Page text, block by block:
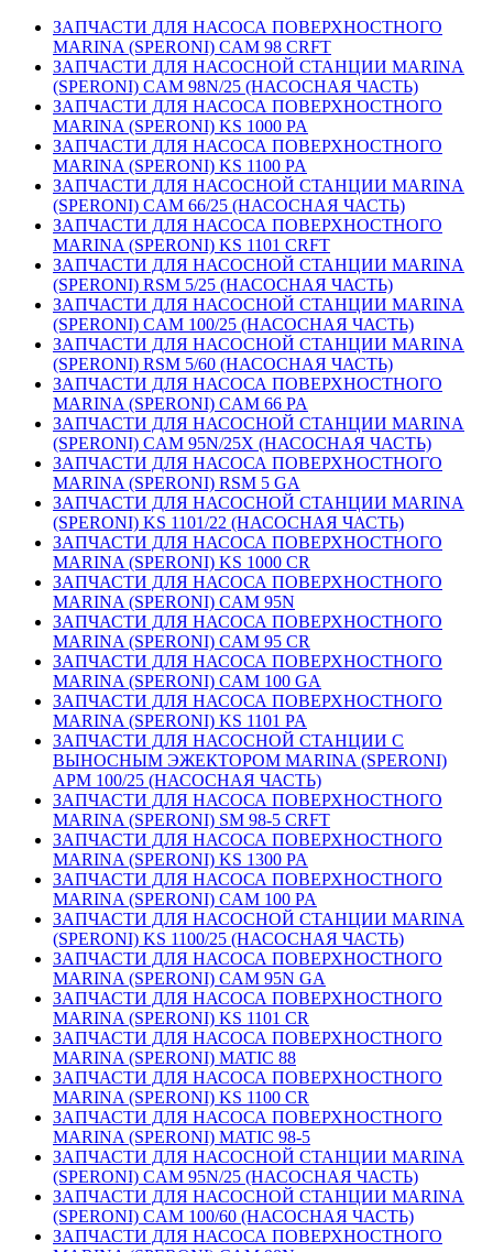
ЗАПЧАСТИ ДЛЯ НАСОСА ПОВЕРХНОСТНОГО
MARINA (SPERONI) CAM 98 CRFT
ЗАПЧАСТИ ДЛЯ НАСОСНОЙ СТАНЦИИ MARINA
(SPERONI) CAM 98N/25 (НАСОСНАЯ ЧАСТЬ)
ЗАПЧАСТИ ДЛЯ НАСОСА ПОВЕРХНОСТНОГО
MARINA (SPERONI) KS 1000 PA
ЗАПЧАСТИ ДЛЯ НАСОСА ПОВЕРХНОСТНОГО
MARINA (SPERONI) KS 1100 PA
ЗАПЧАСТИ ДЛЯ НАСОСНОЙ СТАНЦИИ MARINA
(SPERONI) CAM 66/25 (НАСОСНАЯ ЧАСТЬ)
ЗАПЧАСТИ ДЛЯ НАСОСА ПОВЕРХНОСТНОГО
MARINA (SPERONI) KS 1101 CRFT
ЗАПЧАСТИ ДЛЯ НАСОСНОЙ СТАНЦИИ MARINA
(SPERONI) RSM 5/25 (НАСОСНАЯ ЧАСТЬ)
ЗАПЧАСТИ ДЛЯ НАСОСНОЙ СТАНЦИИ MARINA
(SPERONI) CAM 100/25 (НАСОСНАЯ ЧАСТЬ)
ЗАПЧАСТИ ДЛЯ НАСОСНОЙ СТАНЦИИ MARINA
(SPERONI) RSM 5/60 (НАСОСНАЯ ЧАСТЬ)
ЗАПЧАСТИ ДЛЯ НАСОСА ПОВЕРХНОСТНОГО
MARINA (SPERONI) CAM 66 PA
ЗАПЧАСТИ ДЛЯ НАСОСНОЙ СТАНЦИИ MARINA
(SPERONI) CAM 95N/25X (НАСОСНАЯ ЧАСТЬ)
ЗАПЧАСТИ ДЛЯ НАСОСА ПОВЕРХНОСТНОГО
MARINA (SPERONI) RSM 5 GA
ЗАПЧАСТИ ДЛЯ НАСОСНОЙ СТАНЦИИ MARINA
(SPERONI) KS 1101/22 (НАСОСНАЯ ЧАСТЬ)
ЗАПЧАСТИ ДЛЯ НАСОСА ПОВЕРХНОСТНОГО
MARINA (SPERONI) KS 1000 CR
ЗАПЧАСТИ ДЛЯ НАСОСА ПОВЕРХНОСТНОГО
MARINA (SPERONI) CAM 95N
ЗАПЧАСТИ ДЛЯ НАСОСА ПОВЕРХНОСТНОГО
MARINA (SPERONI) CAM 95 CR
ЗАПЧАСТИ ДЛЯ НАСОСА ПОВЕРХНОСТНОГО
MARINA (SPERONI) CAM 100 GA
ЗАПЧАСТИ ДЛЯ НАСОСА ПОВЕРХНОСТНОГО
MARINA (SPERONI) KS 1101 PA
ЗАПЧАСТИ ДЛЯ НАСОСНОЙ СТАНЦИИ С
ВЫНОСНЫМ ЭЖЕКТОРОМ MARINA (SPERONI)
APM 100/25 (НАСОСНАЯ ЧАСТЬ)
ЗАПЧАСТИ ДЛЯ НАСОСА ПОВЕРХНОСТНОГО
MARINA (SPERONI) SM 98-5 CRFT
ЗАПЧАСТИ ДЛЯ НАСОСА ПОВЕРХНОСТНОГО
MARINA (SPERONI) KS 1300 PA
ЗАПЧАСТИ ДЛЯ НАСОСА ПОВЕРХНОСТНОГО
MARINA (SPERONI) CAM 100 PA
ЗАПЧАСТИ ДЛЯ НАСОСНОЙ СТАНЦИИ MARINA
(SPERONI) KS 1100/25 (НАСОСНАЯ ЧАСТЬ)
ЗАПЧАСТИ ДЛЯ НАСОСА ПОВЕРХНОСТНОГО
MARINA (SPERONI) CAM 95N GA
ЗАПЧАСТИ ДЛЯ НАСОСА ПОВЕРХНОСТНОГО
MARINA (SPERONI) KS 1101 CR
ЗАПЧАСТИ ДЛЯ НАСОСА ПОВЕРХНОСТНОГО
MARINA (SPERONI) MATIC 88
ЗАПЧАСТИ ДЛЯ НАСОСА ПОВЕРХНОСТНОГО
MARINA (SPERONI) KS 1100 CR
ЗАПЧАСТИ ДЛЯ НАСОСА ПОВЕРХНОСТНОГО
MARINA (SPERONI) MATIC 98-5
ЗАПЧАСТИ ДЛЯ НАСОСНОЙ СТАНЦИИ MARINA
(SPERONI) CAM 95N/25 (НАСОСНАЯ ЧАСТЬ)
ЗАПЧАСТИ ДЛЯ НАСОСНОЙ СТАНЦИИ MARINA
(SPERONI) CAM 100/60 (НАСОСНАЯ ЧАСТЬ)
ЗАПЧАСТИ ДЛЯ НАСОСА ПОВЕРХНОСТНОГО